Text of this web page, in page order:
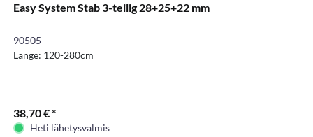
Easy System Stab 3-teilig 28+25+22 mm
90505
Länge: 120-280cm
38,70 € *
Heti lähetysvalmis